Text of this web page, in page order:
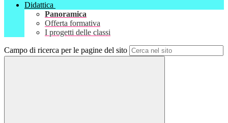
Didattica
Panoramica
Offerta formativa
I progetti delle classi
Campo di ricerca per le pagine del sito